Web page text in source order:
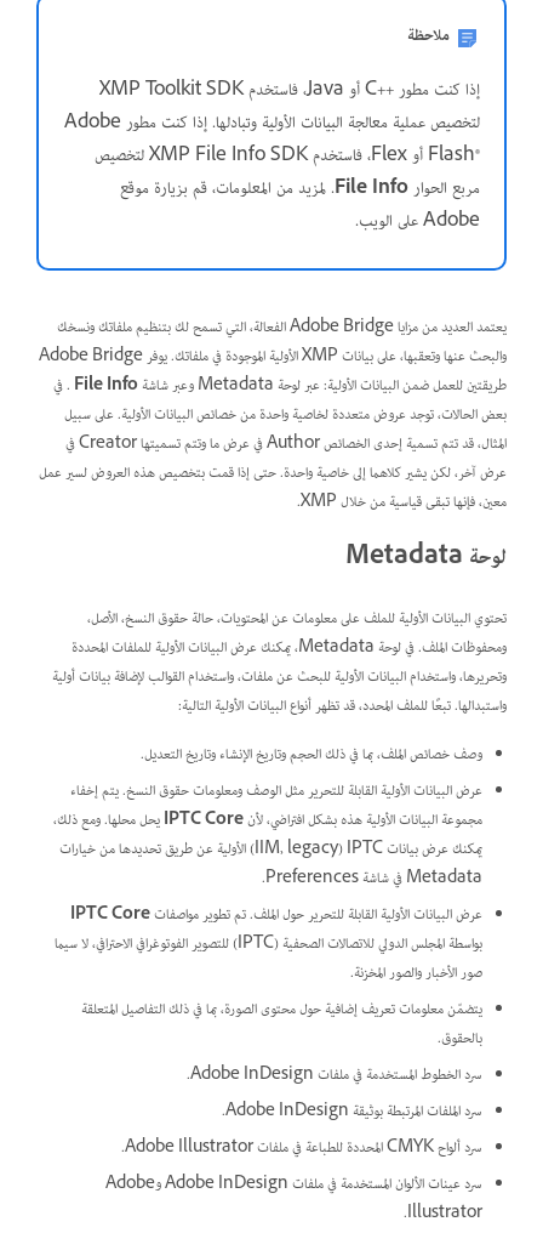
ملاحظة
إذا كنت مطور C++‎ أو Java، فاستخدم XMP Toolkit SDK
لتخصيص عملية معالجة البيانات الأولية وتبادلها. إذا كنت مطور Adobe
Flash®‎ أو Flex، فاستخدم XMP File Info SDK لتخصيص
مربع الحوارFile Info. لمزيد من المعلومات، قم بزيارة موقع
Adobe على الويب.
يعتمد العديد من مزايا Adobe Bridge الفعالة، التي تسمح لك بتنظيم ملفاتك ونسخك
والبحث عنها وتعقبها، على بيانات XMP الأولية الموجودة في ملفاتك. يوفر Adobe Bridge
طريقتين للعمل ضمن البيانات الأولية: عبر لوحة Metadata وعبر شاشة
File Info . في
بعض الحالات، توجد عروض متعددة لخاصية واحدة من خصائص البيانات الأولية. على سبيل
المثال، قد تتم تسمية إحدى الخصائص Author في عرض ما وتتم تسميتها Creator في
عرض آخر، لكن يشير كلاهما إلى خاصية واحدة. حتى إذا قمت بتخصيص هذه العروض لسير عمل
معين، فإنها تبقى قياسية من خلال XMP.
لوحة Metadata
تحتوي البيانات الأولية للملف على معلومات عن المحتويات، حالة حقوق النسخ، الأصل،
ومحفوظات الملف. في لوحة Metadata، يمكنك عرض البيانات الأولية للملفات المحددة
وتحريرها، واستخدام البيانات الأولية للبحث عن ملفات، واستخدام القوالب لإضافة بيانات أولية
واستبدالها. تبعًا للملف المحدد، قد تظهر أنواع البيانات الأولية التالية:
وصف خصائص الملف، بما في ذلك الحجم وتاريخ الإنشاء وتاريخ التعديل.
عرض البيانات الأولية القابلة للتحرير مثل الوصف ومعلومات حقوق النسخ. يتم إخفاء
مجموعة البيانات الأولية هذه بشكل افتراضي، لأنIPTC Coreيحل محلها. ومع ذلك،
يمكنك عرض بيانات IPTC‏ (IIM, legacy‏)‎ الأولية عن طريق تحديدها من خيارات
Metadata في شاشة Preferences.
عرض البيانات الأولية القابلة للتحرير حول الملف. تم تطوير مواصفاتIPTC Core
بواسطة المجلس الدولي للاتصالات الصحفية (IPTC) للتصوير الفوتوغرافي الاحترافي، لا سيما
صور الأخبار والصور المخزنة.
يتضمّن معلومات تعريف إضافية حول محتوى الصورة، بما في ذلك التفاصيل المتعلقة
بالحقوق.
سرد الخطوط المستخدمة في ملفات Adobe InDesign.
سرد الملفات المرتبطة بوثيقة Adobe InDesign.
سرد ألواح CMYK المحددة للطباعة في ملفات Adobe Illustrator.
سرد عينات الألوان المستخدمة في ملفات Adobe InDesign وAdobe
Illustrator.